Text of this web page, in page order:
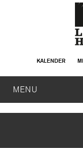
KALENDER
MENU